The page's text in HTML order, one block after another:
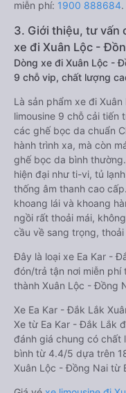
miễn phí: 1900 888684.
3. Giới thiệu, tư vấn
xe đi Xuân Lộc -
Dòng xe đi Xuân Lộc -
9 chỗ vip, chất lượng
Là sản phẩm xe đi
limousine 9 chỗ cải tiến
các ghế bọc da chuẩn
hành trình xa, mà còn
ghế bọc da bình
hiện đại như ti-vi, tủ
thống âm thanh cao
khoang lái và khoang
ngồi rất thoải mái,
cầu về sang trọng,
Đây là loại xe Ea Kar -
đón/trả tận nơi miễn phí
thành Xuân Lộc - Đồng
Xe Ea Kar - Đắk Lắk
Xe từ Ea Kar - Đắk Lắk
đánh giá chung có chất
bình từ 4.4/5 dựa trên
Xuân Lộc - Đồng Nai từ